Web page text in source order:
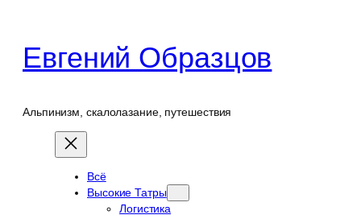
содержимому
Евгений Образцов
Альпинизм, скалолазание, путешествия
Всё
Высокие Татры
Логистика